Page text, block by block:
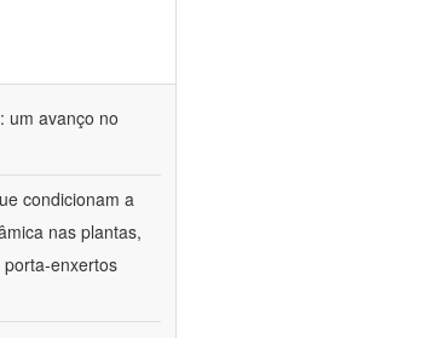
um avanço no
condicionam a
nas plantas,
enxertos